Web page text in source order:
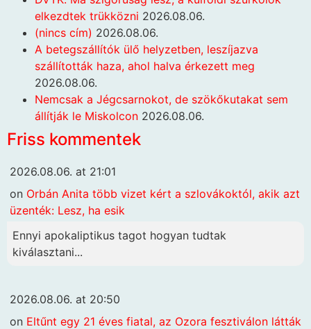
elkezdtek trükközni 2026.08.06.
(nincs cím) 2026.08.06.
A betegszállítók ülő helyzetben, leszíjazva
szállították haza, ahol halva érkezett meg
2026.08.06.
Nemcsak a Jégcsarnokot, de szökőkutakat sem
állítják le Miskolcon 2026.08.06.
Friss kommentek
2026.08.06. at 21:01
on Orbán Anita több vizet kért a szlovákoktól, akik azt
üzenték: Lesz, ha esik
Ennyi apokaliptikus tagot hogyan tudtak
kiválasztani...
2026.08.06. at 20:50
on Eltűnt egy 21 éves fiatal, az Ozora fesztiválon látták